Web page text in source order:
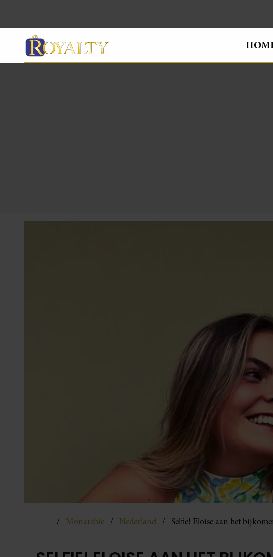
Monarchie Nederland Selfie! Eloise aan het